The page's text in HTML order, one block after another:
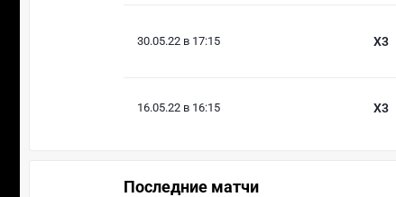
30.05.22 в 17:15 X3
16.05.22 в 16:15 X3
Последние матчи